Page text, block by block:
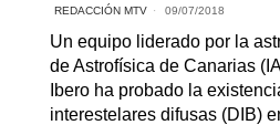
REDACCIÓN MTV 09/07/2018
Un equipo liderado por la
de Astrofísica de Canarias
Ibero ha probado la
interestelares difusas (DIB)